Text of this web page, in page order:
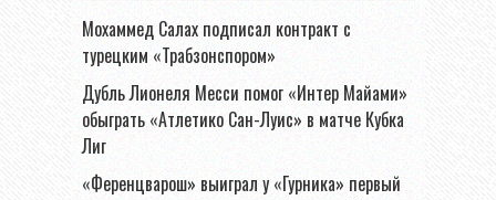
Мохаммед Салах подписал контракт с
турецким «Трабзонспором»
Дубль Лионеля Месси помог «Интер Майами»
обыграть «Атлетико Сан-Луис» в матче Кубка
Лиг
«Ференцварош» выиграл у «Гурника» первый